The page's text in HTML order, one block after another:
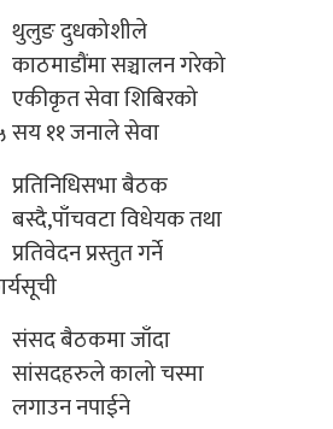
थुलुङ दुधकोशीले
काठमाडौंमा सञ्चालन गरेको
एकीकृत सेवा शिबिरको
सय ११ जनाले सेवा
प्रतिनिधिसभा बैठक
बस्दै,पाँचवटा विधेयक तथा
प्रतिवेदन प्रस्तुत गर्ने
संसद बैठकमा जाँदा
सांसदहरुले कालो चस्मा
लगाउन नपाईने